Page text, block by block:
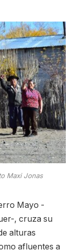
Maxi Jonas
Mayo -
, cruza su
alturas
afluentes a